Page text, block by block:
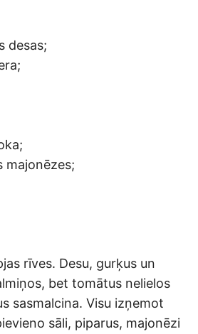
desas;
majonēzes;
rīves. Desu, gurķus un
bet tomātus nelielos
sasmalcina. Visu izņemot
sāli, piparus, majonēzi